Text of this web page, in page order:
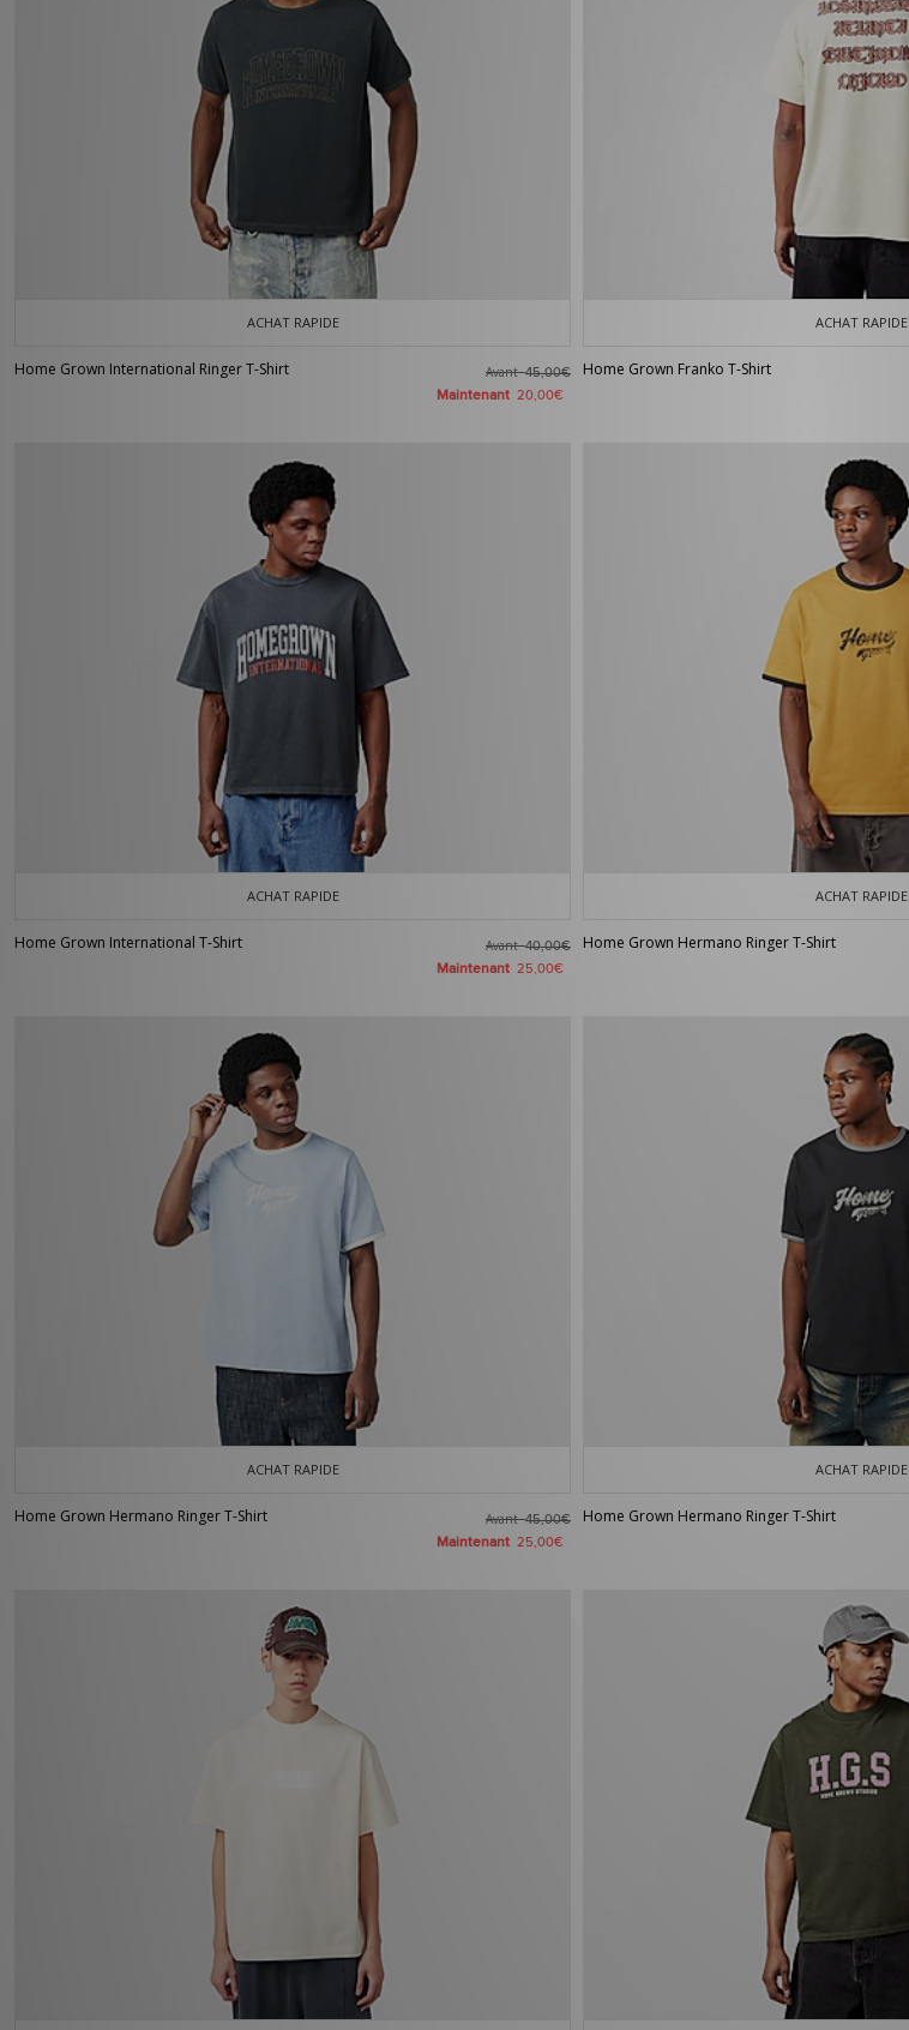
ACHAT RAPIDE
Home Grown International Ringer T-Shirt Avant45,00€
Maintenant 20,00€
ACHAT RAPIDE
Home Grown Franko T-Shirt
ACHAT RAPIDE
Home Grown International T-Shirt Avant40,00€
Maintenant 25,00€
ACHAT RAPIDE
Home Grown Hermano Ringer T-Shirt
ACHAT RAPIDE
Home Grown Hermano Ringer T-Shirt Avant45,00€
Maintenant 25,00€
ACHAT RAPIDE
Home Grown Hermano Ringer T-Shirt